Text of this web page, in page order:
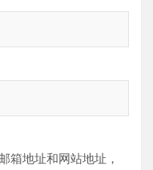
箱地址和网站地址，